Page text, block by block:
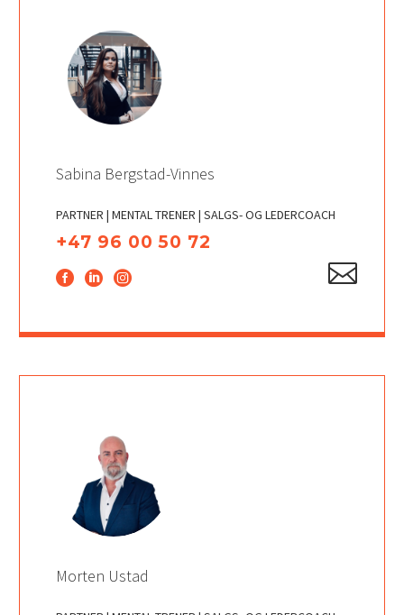
Sabina Bergstad-Vinnes
PARTNER | MENTAL TRENER | SALGS- OG LEDERCOACH
+47 96 00 50 72
Morten Ustad